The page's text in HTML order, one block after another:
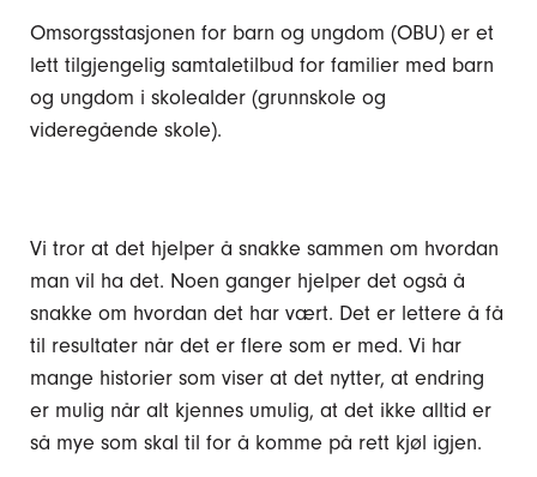
Omsorgsstasjonen for barn og ungdom (OBU) er et
lett tilgjengelig samtaletilbud for familier med barn
og ungdom i skolealder (grunnskole og
videregående skole).
Vi tror at det hjelper å snakke sammen om hvordan
man vil ha det. Noen ganger hjelper det også å
snakke om hvordan det har vært. Det er lettere å få
til resultater når det er flere som er med. Vi har
mange historier som viser at det nytter, at endring
er mulig når alt kjennes umulig, at det ikke alltid er
så mye som skal til for å komme på rett kjøl igjen.